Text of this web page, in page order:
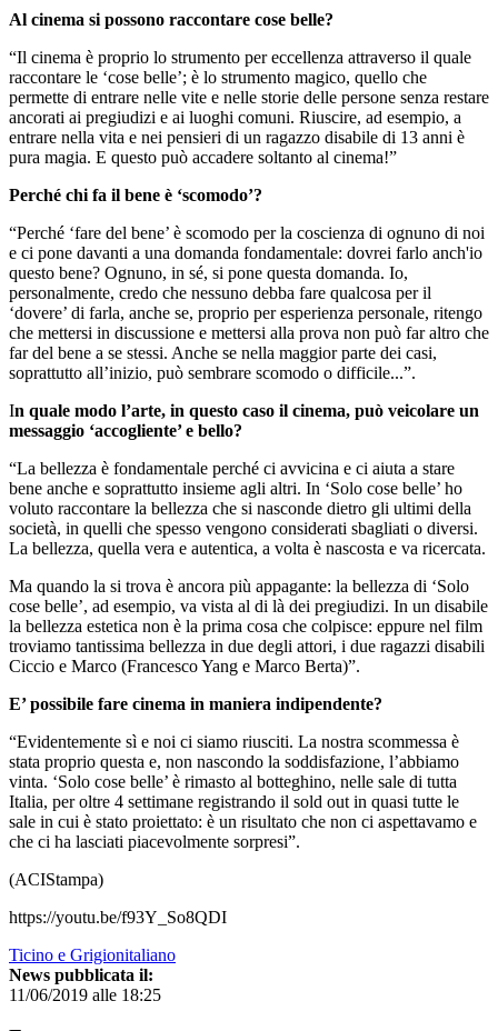
Al cinema si possono raccontare cose belle?
“Il cinema è proprio lo strumento per eccellenza attraverso il quale
raccontare le ‘cose belle’; è lo strumento magico, quello che
permette di entrare nelle vite e nelle storie delle persone senza restare
ancorati ai pregiudizi e ai luoghi comuni. Riuscire, ad esempio, a
entrare nella vita e nei pensieri di un ragazzo disabile di 13 anni è
pura magia. E questo può accadere soltanto al cinema!”
Perché chi fa il bene è ‘scomodo’?
“Perché ‘fare del bene’ è scomodo per la coscienza di ognuno di noi
e ci pone davanti a una domanda fondamentale: dovrei farlo anch'io
questo bene? Ognuno, in sé, si pone questa domanda. Io,
personalmente, credo che nessuno debba fare qualcosa per il
‘dovere’ di farla, anche se, proprio per esperienza personale, ritengo
che mettersi in discussione e mettersi alla prova non può far altro che
far del bene a se stessi. Anche se nella maggior parte dei casi,
soprattutto all’inizio, può sembrare scomodo o difficile...”.
In quale modo l’arte, in questo caso il cinema, può veicolare un
messaggio ‘accogliente’ e bello?
“La bellezza è fondamentale perché ci avvicina e ci aiuta a stare
bene anche e soprattutto insieme agli altri. In ‘Solo cose belle’ ho
voluto raccontare la bellezza che si nasconde dietro gli ultimi della
società, in quelli che spesso vengono considerati sbagliati o diversi.
La bellezza, quella vera e autentica, a volta è nascosta e va ricercata.
Ma quando la si trova è ancora più appagante: la bellezza di ‘Solo
cose belle’, ad esempio, va vista al di là dei pregiudizi. In un disabile
la bellezza estetica non è la prima cosa che colpisce: eppure nel film
troviamo tantissima bellezza in due degli attori, i due ragazzi disabili
Ciccio e Marco (Francesco Yang e Marco Berta)”.
E’ possibile fare cinema in maniera indipendente?
“Evidentemente sì e noi ci siamo riusciti. La nostra scommessa è
stata proprio questa e, non nascondo la soddisfazione, l’abbiamo
vinta. ‘Solo cose belle’ è rimasto al botteghino, nelle sale di tutta
Italia, per oltre 4 settimane registrando il sold out in quasi tutte le
sale in cui è stato proiettato: è un risultato che non ci aspettavamo e
che ci ha lasciati piacevolmente sorpresi”.
(ACIStampa)
https://youtu.be/f93Y_So8QDI
Ticino e Grigionitaliano
News pubblicata il:
11/06/2019 alle 18:25